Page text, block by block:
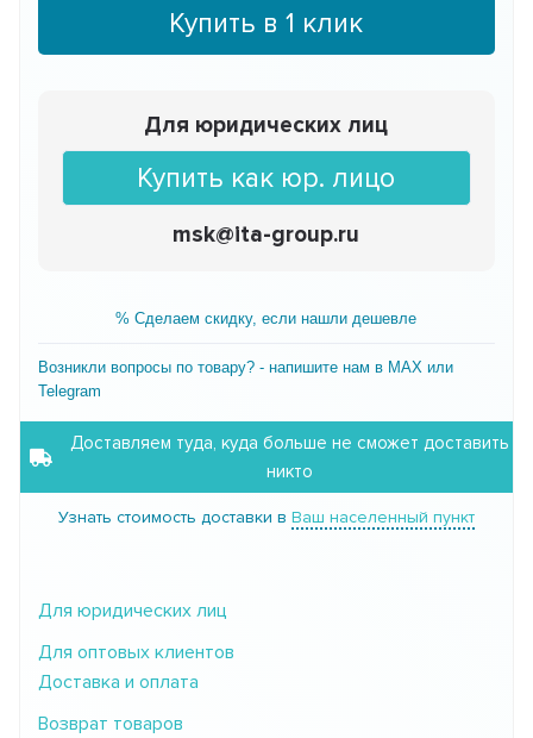
Купить в 1 клик
Для юридических лиц
Купить как юр. лицо
msk@ita-group.ru
% Сделаем скидку, если нашли дешевле
Возникли вопросы по товару? - напишите нам в MAX или
Telegram
Доставляем туда, куда больше не сможет доставить
никто
Узнать стоимость доставки в Ваш населенный пункт
Для юридических лиц
Для оптовых клиентов
Доставка и оплата
Возврат товаров